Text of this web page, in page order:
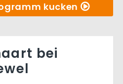
kucken
bei